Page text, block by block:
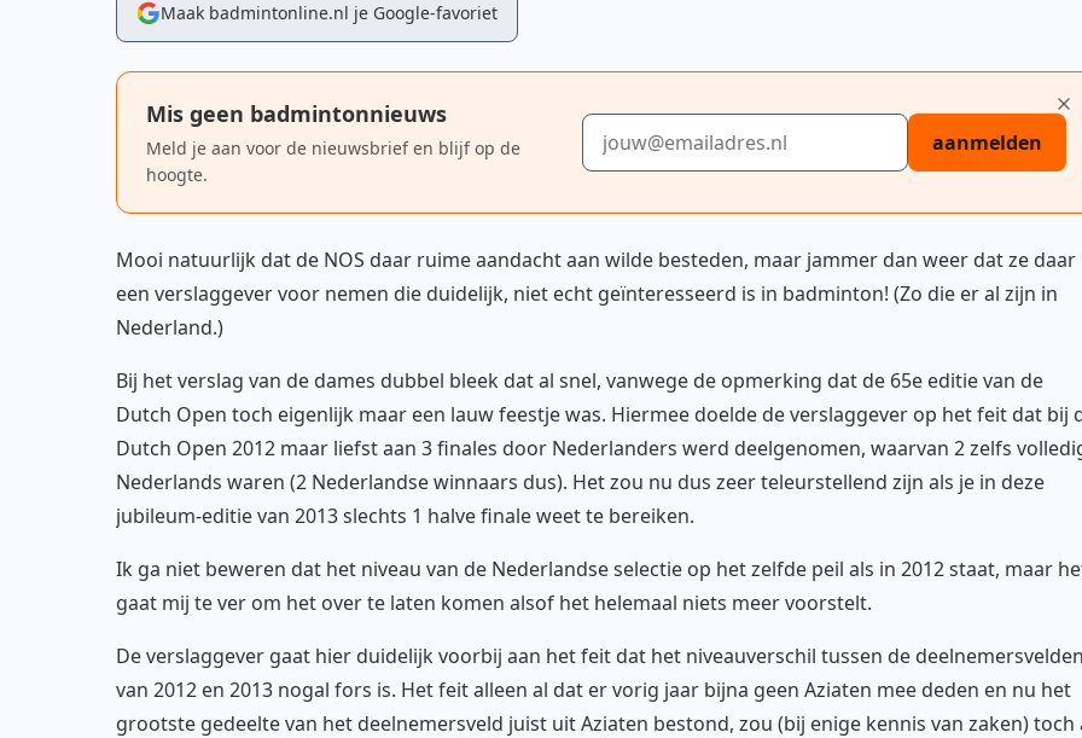
Maak badmintonline.nl je Google-favoriet
Mis geen badmintonnieuws
Meld je aan voor de nieuwsbrief en blijf op de
hoogte.
E-mailadres
aanmelden
Mooi natuurlijk dat de NOS daar ruime aandacht aan wilde besteden, maar jammer dan weer dat ze daar
een verslaggever voor nemen die duidelijk, niet echt geïnteresseerd is in badminton! (Zo die er al zijn in
Nederland.)
Bij het verslag van de dames dubbel bleek dat al snel, vanwege de opmerking dat de 65e editie van de
Dutch Open toch eigenlijk maar een lauw feestje was. Hiermee doelde de verslaggever op het feit dat bij
Dutch Open 2012 maar liefst aan 3 finales door Nederlanders werd deelgenomen, waarvan 2 zelfs
Nederlands waren (2 Nederlandse winnaars dus). Het zou nu dus zeer teleurstellend zijn als je in deze
jubileum-editie van 2013 slechts 1 halve finale weet te bereiken.
Ik ga niet beweren dat het niveau van de Nederlandse selectie op het zelfde peil als in 2012 staat, maar
gaat mij te ver om het over te laten komen alsof het helemaal niets meer voorstelt.
De verslaggever gaat hier duidelijk voorbij aan het feit dat het niveauverschil tussen de
van 2012 en 2013 nogal fors is. Het feit alleen al dat er vorig jaar bijna geen Aziaten mee deden en nu het
grootste gedeelte van het deelnemersveld juist uit Aziaten bestond, zou (bij enige kennis van zaken) toch